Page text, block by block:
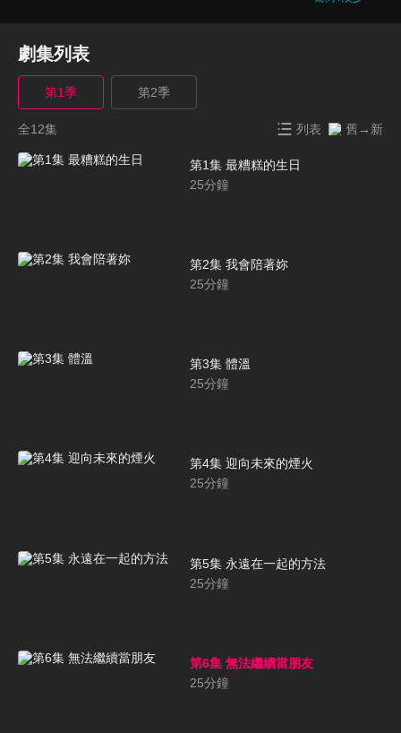
劇集列表
第1季 第2季
全12集 列表 舊→新
第1集 最糟糕的生日
25分鐘
第2集 我會陪著妳
25分鐘
第3集 體溫
25分鐘
第4集 迎向未來的煙火
25分鐘
第5集 永遠在一起的方法
25分鐘
第6集 無法繼續當朋友
25分鐘